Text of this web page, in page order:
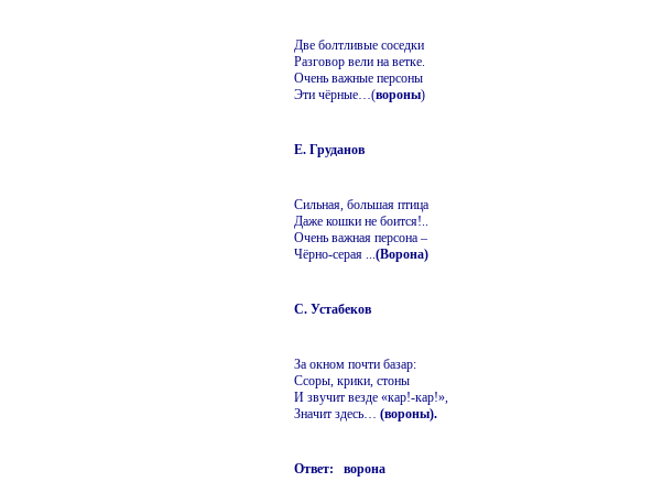
Две болтливые соседки
Разговор вели на ветке.
Очень важные персоны
Эти чёрные…(вороны)
Е. Груданов
Сильная, большая птица
Даже кошки не боится!..
Очень важная персона –
Чёрно-серая ...(Ворона)
С. Устабеков
За окном почти базар:
Ссоры, крики, стоны
И звучит везде «кар!-кар!»,
Значит здесь…(вороны).
Ответ: ворона